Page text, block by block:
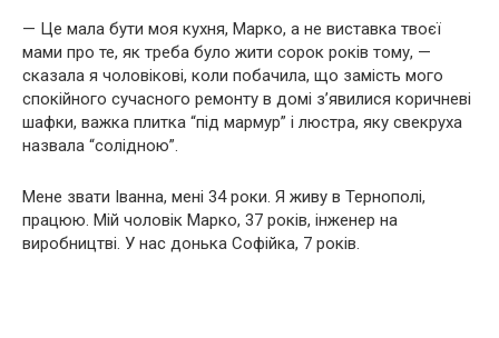
— Це мала бути моя кухня, Марко, а не виставка твоєї
мами про те, як треба було жити сорок років тому, —
сказала я чоловікові, коли побачила, що замість мого
спокійного сучасного ремонту в домі з’явилися коричневі
шафки, важка плитка “під мармур” і люстра, яку свекруха
назвала “солідною”.
Мене звати Іванна, мені 34 роки. Я живу в Тернополі,
працюю. Мій чоловік Марко, 37 років, інженер на
виробництві. У нас донька Софійка, 7 років.